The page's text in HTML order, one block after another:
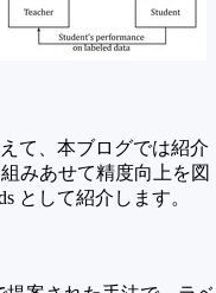
えて、本ブログでは紹介
組みあせて精度向上を図
として紹介します。